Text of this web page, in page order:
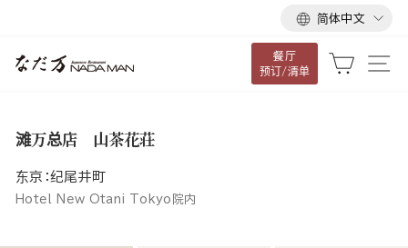
语
言
简体中文
餐厅
预订/清单
大车
滩万总店 山茶花荘
东京：纪尾井町
Hotel New Otani Tokyo院内